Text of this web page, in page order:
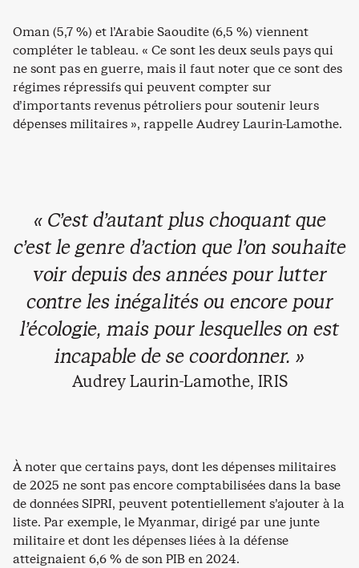
Oman (5,7 %) et l’Arabie Saoudite (6,5 %) viennent
compléter le tableau. « Ce sont les deux seuls pays qui
ne sont pas en guerre, mais il faut noter que ce sont des
régimes répressifs qui peuvent compter sur
d’importants revenus pétroliers pour soutenir leurs
dépenses militaires », rappelle Audrey Laurin-Lamothe.
« C’est d’autant plus choquant que
c’est le genre d’action que l’on souhaite
voir depuis des années pour lutter
contre les inégalités ou encore pour
l’écologie, mais pour lesquelles on est
incapable de se coordonner. »
Audrey Laurin-Lamothe, IRIS
À noter que certains pays, dont les dépenses militaires
de 2025 ne sont pas encore comptabilisées dans la base
de données SIPRI, peuvent potentiellement s’ajouter à la
liste. Par exemple, le Myanmar, dirigé par une junte
militaire et dont les dépenses liées à la défense
atteignaient 6,6 % de son PIB en 2024.